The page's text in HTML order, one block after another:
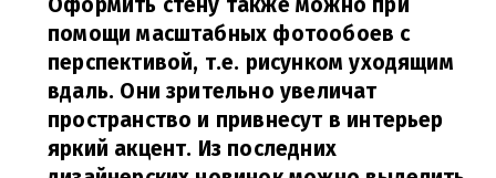
помощи масштабных фотообоев с
перспективой, т.е. рисунком уходящим
вдаль. Они зрительно увеличат
пространство и привнесут в интерьер
яркий акцент. Из последних